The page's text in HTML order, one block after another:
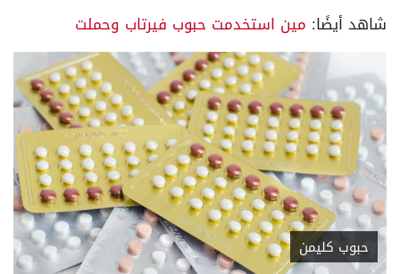
شاهد أيضًا: مين استخدمت حبوب فيرتاب وحملت
حبوب كليمن